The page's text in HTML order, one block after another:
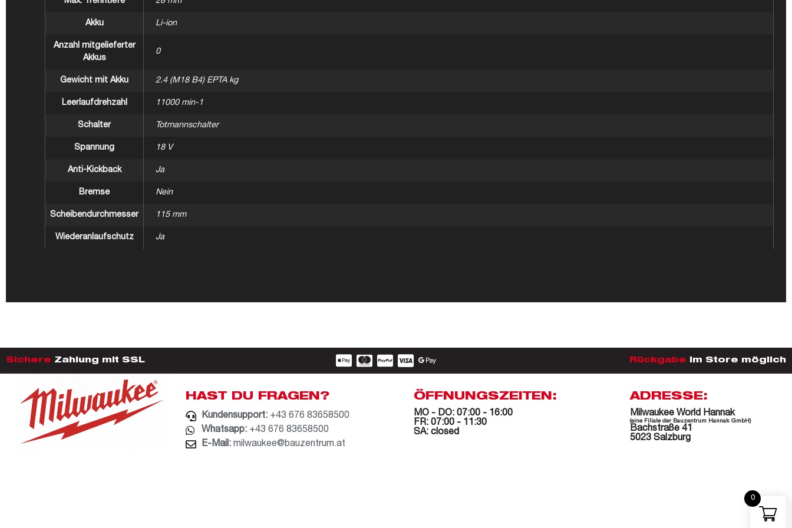
Akku Li-ion
Anzahl mitgelieferter
Akkus
0
Gewicht mit Akku 2.4 (M18 B4) EPTA kg
Leerlaufdrehzahl 11000 min-1
Schalter Totmannschalter
Spannung 18 V
Anti-Kickback Ja
Bremse Nein
Scheibendurchmesser 115 mm
Wiederanlaufschutz Ja
Sichere Zahlung mit SSL Rückgabe im Store möglich
HAST DU FRAGEN?
Kundensupport: +43 676 83658500
Whatsapp: +43 676 83658500
E-Mail: milwaukee@bauzentrum.at
ÖFFNUNGSZEITEN:
MO - DO: 07:00 - 16:00
FR: 07:00 - 11:30
SA: closed
ADRESSE:
Milwaukee World Hannak
(eine Filiale der Bauzentrum Hannak GmbH)
Bachstraße 41
5023 Salzburg
0